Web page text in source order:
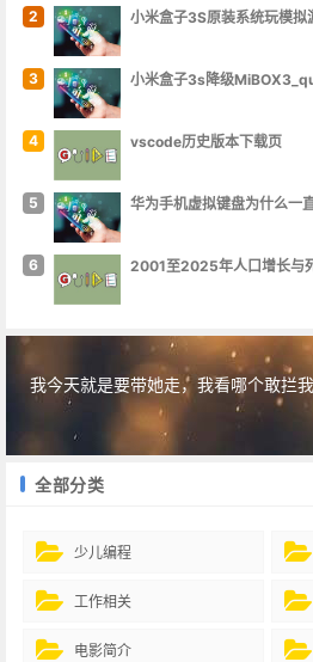
2
小米盒子3S原装系统玩模拟
3
小米盒子3s降级
4
vscode历史版本下载页
5
华为手机虚拟键盘为什么一
6
2001至2025年人口增长与
我今天就是要带她走，我看哪个敢拦
全部分类
少儿编程
工作相关
电影简介